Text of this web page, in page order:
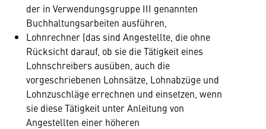
der in Verwendungsgruppe III genannten
Buchhaltungsarbeiten ausführen,
Lohnrechner (das sind Angestellte, die ohne
Rücksicht darauf, ob sie die Tätigkeit eines
Lohnschreibers ausüben, auch die
vorgeschriebenen Lohnsätze, Lohnabzüge und
Lohnzuschläge errechnen und einsetzen, wenn
sie diese Tätigkeit unter Anleitung von
Angestellten einer höheren